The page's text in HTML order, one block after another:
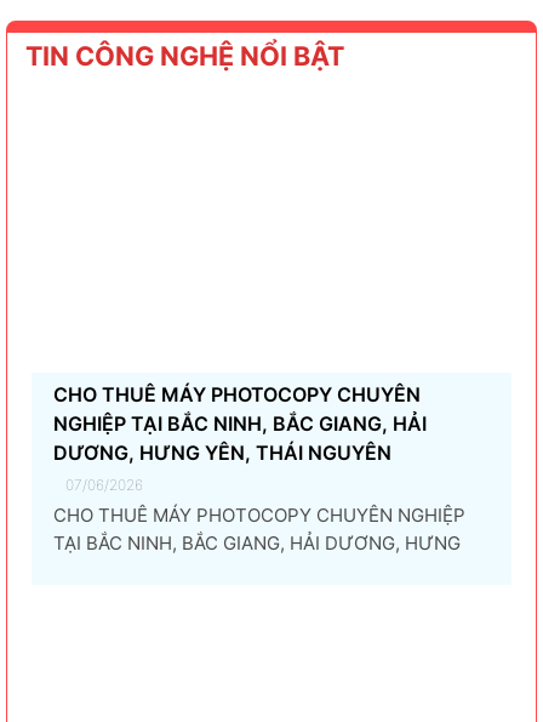
TIN CÔNG NGHỆ NỔI BẬT
CHO THUÊ MÁY PHOTOCOPY CHUYÊN
NGHIỆP TẠI BẮC NINH, BẮC GIANG, HẢI
DƯƠNG, HƯNG YÊN, THÁI NGUYÊN
07/06/2026
CHO THUÊ MÁY PHOTOCOPY CHUYÊN NGHIỆP
TẠI BẮC NINH, BẮC GIANG, HẢI DƯƠNG, HƯNG